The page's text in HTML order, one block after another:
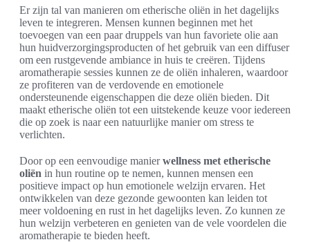
Er zijn tal van manieren om etherische oliën in het dagelijks
leven te integreren. Mensen kunnen beginnen met het
toevoegen van een paar druppels van hun favoriete olie aan
hun huidverzorgingsproducten of het gebruik van een diffuser
om een rustgevende ambiance in huis te creëren. Tijdens
aromatherapie sessies kunnen ze de oliën inhaleren, waardoor
ze profiteren van de verdovende en emotionele
ondersteunende eigenschappen die deze oliën bieden. Dit
maakt etherische oliën tot een uitstekende keuze voor iedereen
die op zoek is naar een natuurlijke manier om stress te
verlichten.
Door op een eenvoudige manierwellness met etherische
oliën in hun routine op te nemen, kunnen mensen een
positieve impact op hun emotionele welzijn ervaren. Het
ontwikkelen van deze gezonde gewoonten kan leiden tot
meer voldoening en rust in het dagelijks leven. Zo kunnen ze
hun welzijn verbeteren en genieten van de vele voordelen die
aromatherapie te bieden heeft.